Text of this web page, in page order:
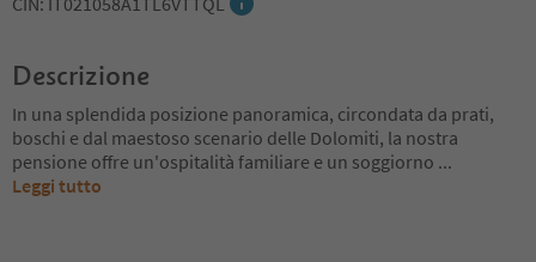
Descrizione
In una splendida posizione panoramica, circondata da prati,
boschi e dal maestoso scenario delle Dolomiti, la nostra
pensione offre un'ospitalità familiare e un soggiorno ...
Leggi tutto